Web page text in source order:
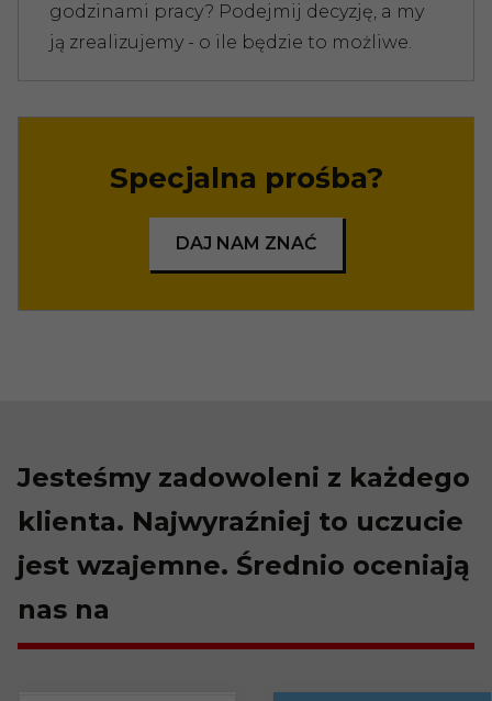
godzinami pracy? Podejmij decyzję, a my
ją zrealizujemy - o ile będzie to możliwe.
Specjalna prośba?
DAJ NAM ZNAĆ
Jesteśmy zadowoleni z każdego
klienta. Najwyraźniej to uczucie
jest wzajemne. Średnio oceniają
nas na